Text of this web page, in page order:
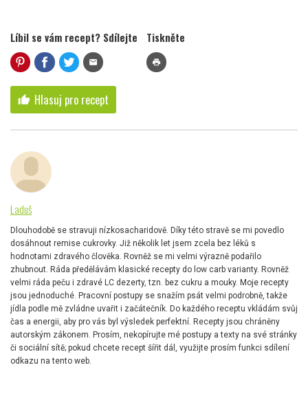
Líbil se vám recept? Sdílejte
mail
Tiskněte
print
thumb_up Hlasuj pro recept
Laduš
Dlouhodobě se stravuji nízkosacharidově. Díky této stravě se mi povedlo
dosáhnout remise cukrovky. Již několik let jsem zcela bez léků s
hodnotami zdravého člověka. Rovněž se mi velmi výrazně podařilo
zhubnout. Ráda předělávám klasické recepty do low carb varianty. Rovněž
velmi ráda peču i zdravé LC dezerty, tzn. bez cukru a mouky. Moje recepty
jsou jednoduché. Pracovní postupy se snažím psát velmi podrobně, takže
jídla podle mě zvládne uvařit i začátečník. Do každého receptu vkládám svůj
čas a energii, aby pro vás byl výsledek perfektní. Recepty jsou chráněny
autorským zákonem. Prosím, nekopírujte mé postupy a texty na své stránky
či sociální sítě; pokud chcete recept šířit dál, využijte prosím funkci sdílení
odkazu na tento web.